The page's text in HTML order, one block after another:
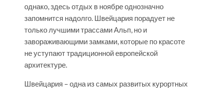
однако, здесь отдых в ноябре однозначно
запомнится надолго. Швейцария порадует не
только лучшими трассами Альп, но и
завораживающими замками, которые по красоте
не уступают традиционной европейской
архитектуре.
Швейцария – одна из самых развитых курортных